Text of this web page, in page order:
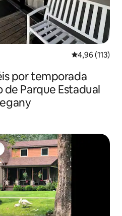
4,96 de uma
4,96 (113)
por temporada
Parque Estadual
dos hóspedes